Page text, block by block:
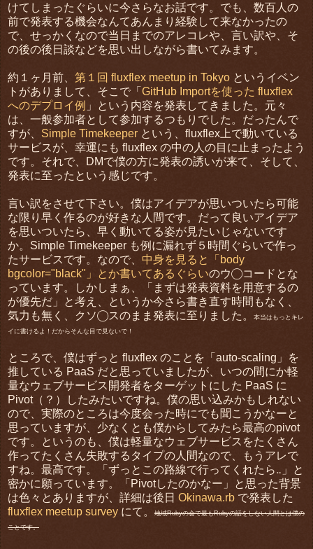
けてしまったぐらいに今さらなお話です。でも、数百人の
前で発表する機会なんてあんまり経験して来なかったの
で、せっかくなので当日までのアレコレや、言い訳や、そ
の後の後日談などを思い出しながら書いてみます。
約１ヶ月前、 第１回 fluxflex meetup in Tokyo というイベン
トがありまして、そこで「 GitHub Importを使った fluxflex
へのデプロイ例 」という内容を発表してきました。元々
は、一般参加者として参加するつもりでした。だったんで
すが、 Simple Timekeeper という、fluxflex上で動いている
サービスが、幸運にも fluxflex の中の人の目に止まったよう
です。それで、DMで僕の方に発表の誘いが来て、そして、
発表に至ったという感じです。
言い訳をさせて下さい。僕はアイデアが思いついたら可能
な限り早く作るのが好きな人間です。だって良いアイデア
を思いついたら、早く動いてる姿が見たいじゃないです
か。Simple Timekeeper も例に漏れず５時間ぐらいで作っ
たサービスです。なので、 中身を見ると「body
bgcolor="black"」とか書いてあるぐらいのウ◯コードとな
っています。しかしまぁ、「まずは発表資料を用意するの
が優先だ」と考え、というか今さら書き直す時間もなく、
気力も無く、クソ◯スのまま発表に至りました。
本当はもっとキレ
イに書けるよ！だからそんな目で見ないで！
ところで、僕はずっと fluxflex のことを「auto-scaling」を
推している PaaS だと思っていましたが、いつの間にか軽
量なウェブサービス開発者をターゲットにした PaaS に
Pivot（？）したみたいですね。僕の思い込みかもしれない
ので、実際のところは今度会った時にでも聞こうかなーと
思っていますが、少なくとも僕からしてみたら最高のpivot
です。というのも、僕は軽量なウェブサービスをたくさん
作ってたくさん失敗するタイプの人間なので、もうアレで
すね。最高です。「ずっとこの路線で行ってくれたら‥」と
密かに願っています。「Pivotしたのかなー」と思った背景
は色々とありますが、詳細は後日 Okinawa.rb で発表した
fluxflex meetup survey にて。
地域Rubyの会で最もRubyの話をしない人間とは僕の
ことです。